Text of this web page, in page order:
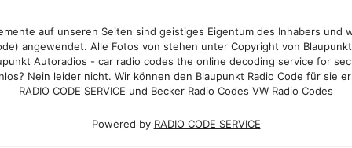
auf unseren Seiten sind geistiges Eigentum des Inhabers und
angewendet. Alle Fotos von stehen unter Copyright von
Autoradios - car radio codes the online decoding service for
Nein leider nicht. Wir können den Blaupunkt Radio Code für sie
RADIO CODE SERVICE und Becker Radio Codes VW Radio Codes
Powered by RADIO CODE SERVICE